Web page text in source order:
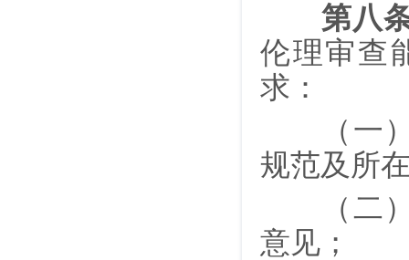
第八
伦理审查
求：
（一）
规范及所
（二）
意见；